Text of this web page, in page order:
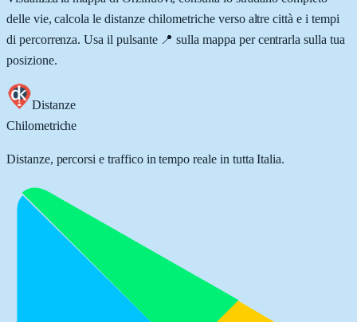
delle vie, calcola le distanze chilometriche verso altre città e i tempi
di percorrenza. Usa il pulsante 📍 sulla mappa per centrarla sulla tua
posizione.
Distanze
Chilometriche
Distanze, percorsi e traffico in tempo reale in tutta Italia.